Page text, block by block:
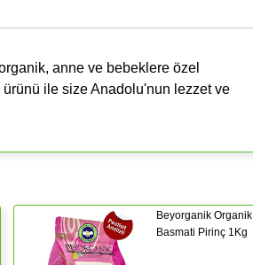
anne ve bebeklere özel
ile size Anadolu'nun lezzet ve
Beyorganik Organik
Basmati Pirinç 1Kg